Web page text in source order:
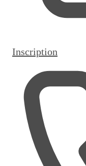
Inscription